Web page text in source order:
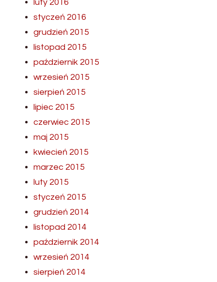
luty 2016
styczeń 2016
grudzień 2015
listopad 2015
październik 2015
wrzesień 2015
sierpień 2015
lipiec 2015
czerwiec 2015
maj 2015
kwiecień 2015
marzec 2015
luty 2015
styczeń 2015
grudzień 2014
listopad 2014
październik 2014
wrzesień 2014
sierpień 2014